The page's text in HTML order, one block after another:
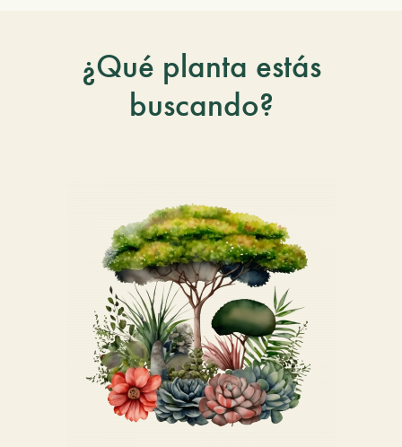
¿Qué planta estás
buscando?